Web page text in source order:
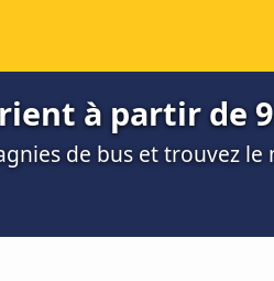
à partir de
de bus et trouvez le